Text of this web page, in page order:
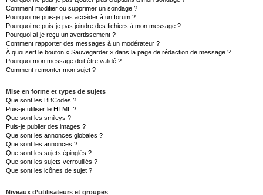
Comment modifier ou supprimer un sondage ?
Pourquoi ne puis-je pas accéder à un forum ?
Pourquoi ne puis-je pas joindre des fichiers à mon message ?
Pourquoi ai-je reçu un avertissement ?
Comment rapporter des messages à un modérateur ?
À quoi sert le bouton « Sauvegarder » dans la page de rédaction de message ?
Pourquoi mon message doit être validé ?
Comment remonter mon sujet ?
Mise en forme et types de sujets
Que sont les BBCodes ?
Puis-je utiliser le HTML ?
Que sont les smileys ?
Puis-je publier des images ?
Que sont les annonces globales ?
Que sont les annonces ?
Que sont les sujets épinglés ?
Que sont les sujets verrouillés ?
Que sont les icônes de sujet ?
Niveaux d’utilisateurs et groupes